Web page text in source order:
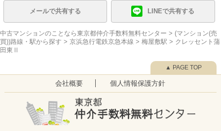
メールで共有する LINEで共有する
中古マンションのことなら東京都仲介手数料無料センター > (マンション(売
買))路線・駅から探す > 京浜急行電鉄京急本線 > 梅屋敷駅 > クレッセント蒲
田東Ⅱ
会社概要 個人情報保護方針
▲ PAGE TOP